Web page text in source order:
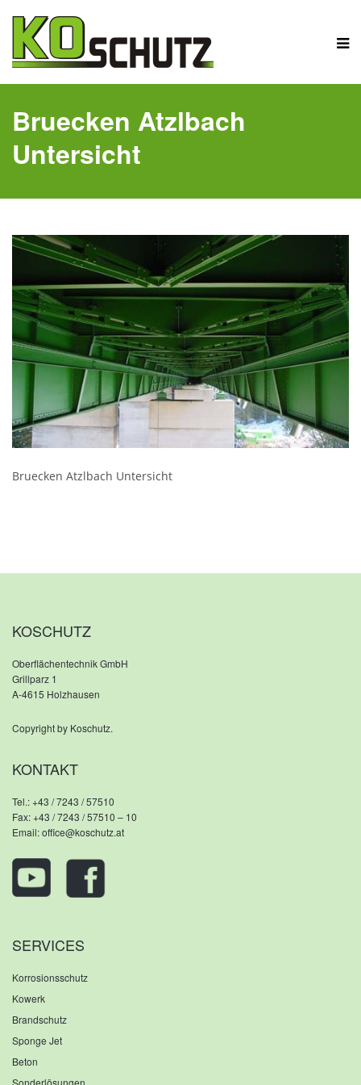
Bruecken Atzlbach
Untersicht
Bruecken Atzlbach Untersicht
KOSCHUTZ
Oberflächentechnik GmbH
Grillparz 1
A-4615 Holzhausen
Copyright by Koschutz.
KONTAKT
Tel.:+43 / 7243 / 57510
Fax: +43 / 7243 / 57510 – 10
Email:office@koschutz.at
SERVICES
Korrosionsschutz
Kowerk
Brandschutz
Sponge Jet
Beton
Sonderlösungen